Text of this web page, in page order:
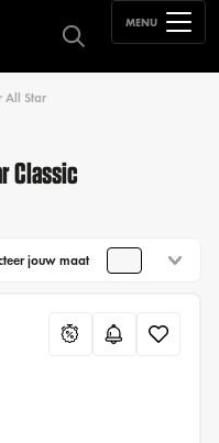
MENU
All Star
Classic
jouw maat